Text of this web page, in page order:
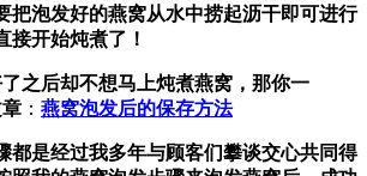
把泡发好的燕窝从水中捞起沥干即可进行
接开始炖煮了！
之后却不想马上炖煮燕窝，那你一
： 燕窝泡发后的保存方法
都是经过我多年与顾客们攀谈交心共同得